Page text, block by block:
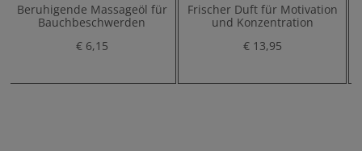
Beruhigende Massageöl für
Bauchbeschwerden
€ 6,15
Frischer Duft für Motivation
und Konzentration
€ 13,95